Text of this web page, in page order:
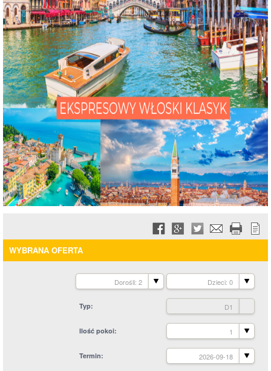
WYBRANA OFERTA
Dorośli: 2 Dzieci: 0
Typ D1
Ilość pokoi 1
Termin 2026-09-18